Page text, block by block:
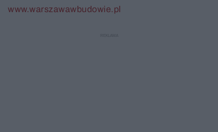
www.warszawawbudowie.pl